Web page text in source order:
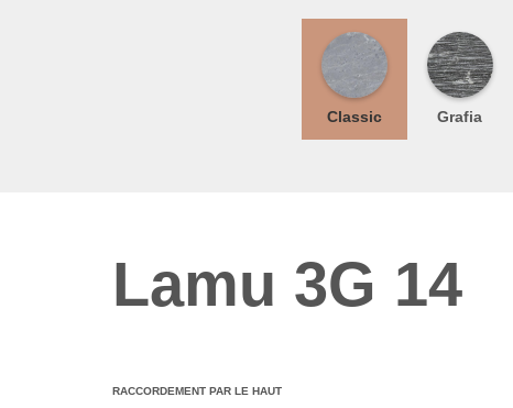
Classic Grafia
Lamu 3G 14
RACCORDEMENT PAR LE HAUT